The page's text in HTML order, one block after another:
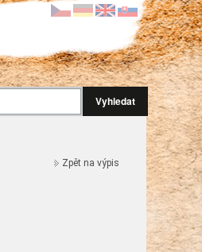
Vyhledat
Zpět na výpis